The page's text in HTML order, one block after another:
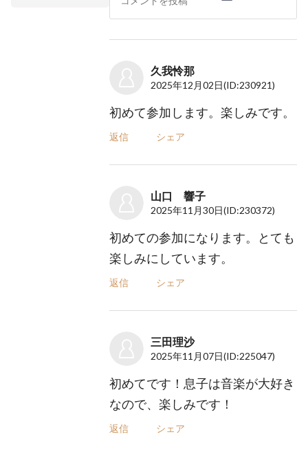
久我怜那
2025年12月02日(ID:230921)
初めて参加します。楽しみです。
返信 シェア
山口 響子
2025年11月30日(ID:230372)
初めての参加になります。とても
楽しみにしています。
返信 シェア
三田理沙
2025年11月07日(ID:225047)
初めてです！息子は音楽が大好き
なので、楽しみです！
返信 シェア